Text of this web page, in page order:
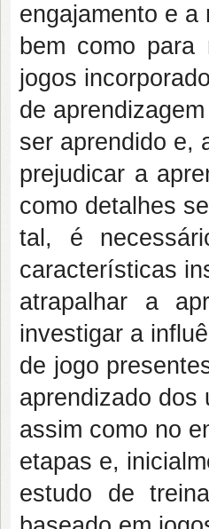
engajamento e a
bem como para
jogos
de
ser aprendido e,
prejudicar a
como detalhes
tal, é
características
atrapalhar a
investigar a
de jogo
aprendizado dos
assim como no
etapas e,
estudo de